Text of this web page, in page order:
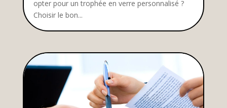
opter pour un trophée en verre personnalisé ?
Choisir le bon...